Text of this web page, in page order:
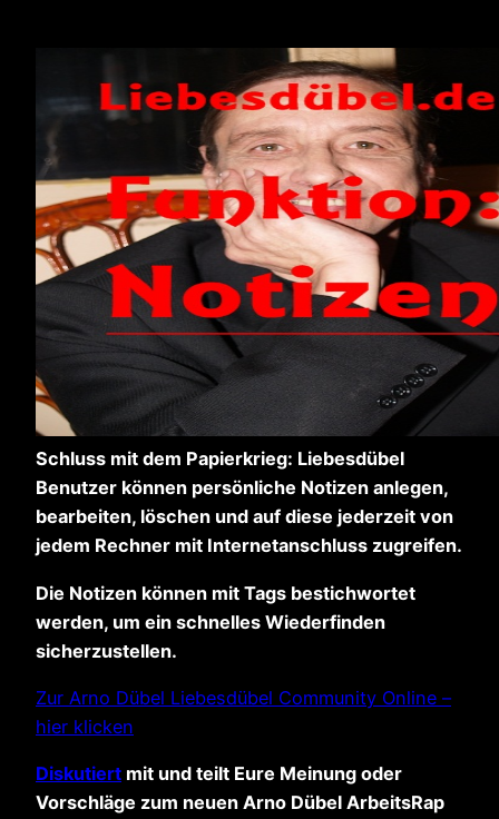
Schluss mit dem Papierkrieg: Liebesdübel
Benutzer können persönliche Notizen anlegen,
bearbeiten, löschen und auf diese jederzeit von
jedem Rechner mit Internetanschluss zugreifen.
Die Notizen können mit Tags bestichwortet
werden, um ein schnelles Wiederfinden
sicherzustellen.
Zur Arno Dübel Liebesdübel Community Online –
hier klicken
Diskutiert mit und teilt Eure Meinung oder
Vorschläge zum neuen Arno Dübel ArbeitsRap